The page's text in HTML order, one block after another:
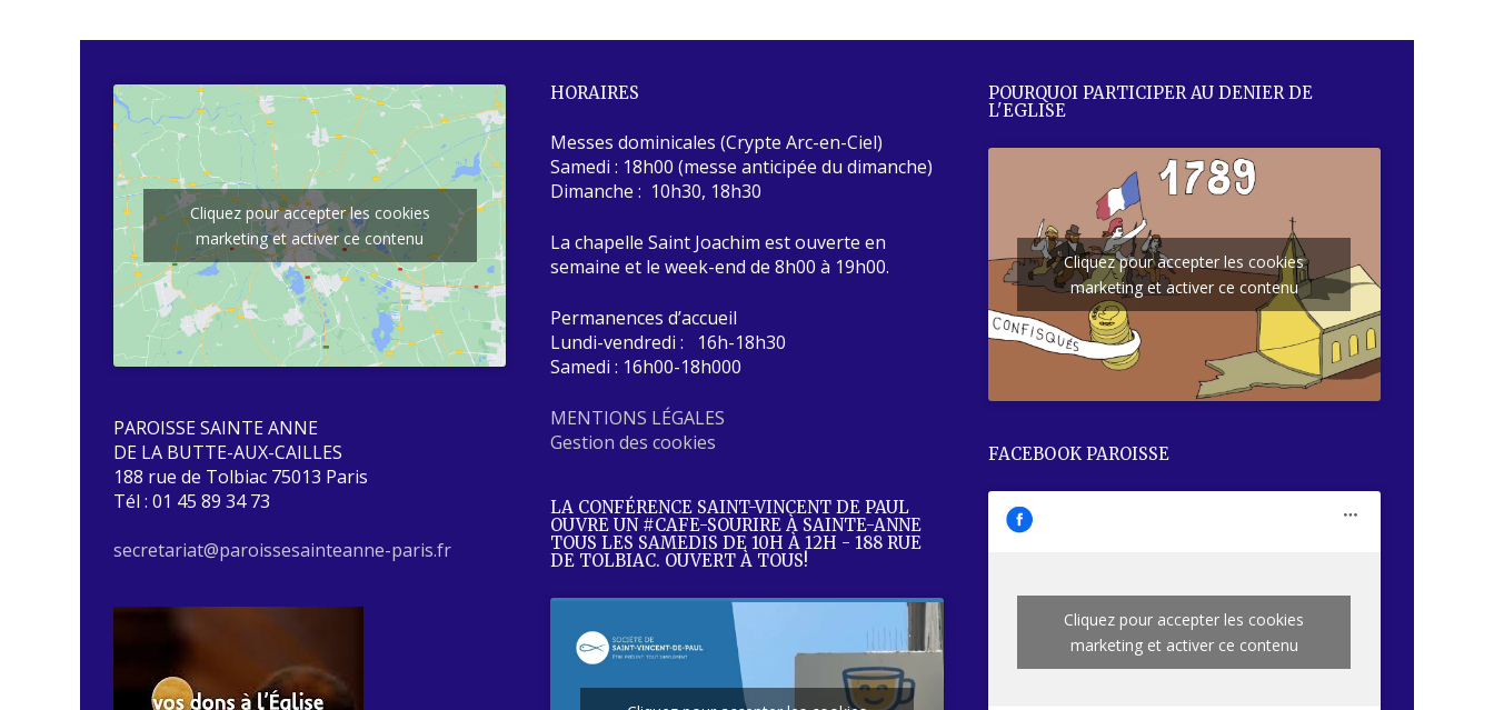
Cliquez pour accepter les cookies
marketing et activer ce contenu
PAROISSE SAINTE ANNE
DE LA BUTTE-AUX-CAILLES
188 rue de Tolbiac 75013 Paris
Tél : 01 45 89 34 73
secretariat@paroissesainteanne-paris.fr
HORAIRES
Messes dominicales (Crypte Arc-en-Ciel)
Samedi : 18h00 (messe anticipée du dimanche)
Dimanche : 10h30, 18h30
La chapelle Saint Joachim est ouverte en
semaine et le week-end de 8h00 à 19h00.
Permanences d’accueil
Lundi-vendredi : 16h-18h30
Samedi : 16h00-18h000
MENTIONS LÉGALES
Gestion des cookies
LA CONFÉRENCE SAINT-VINCENT DE PAUL
OUVRE UN #CAFE-SOURIRE À SAINTE-ANNE
TOUS LES SAMEDIS DE 10H À 12H - 188 RUE
DE TOLBIAC. OUVERT À TOUS!
POURQUOI PARTICIPER AU DENIER DE
L'EGLISE
Cliquez pour accepter les cookies
marketing et activer ce contenu
FACEBOOK PAROISSE
Cliquez pour accepter les cookies
marketing et activer ce contenu